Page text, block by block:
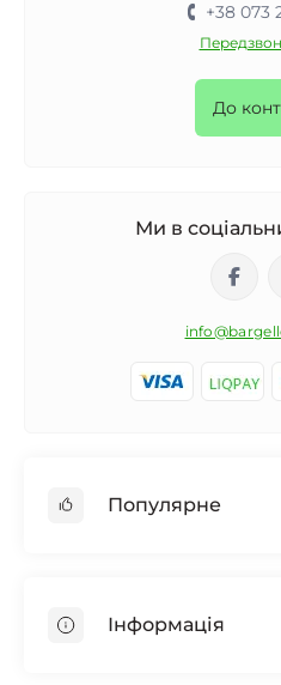
+38 073
До
Ми в
Популярне
Унісекс Парфумерія
Інформація